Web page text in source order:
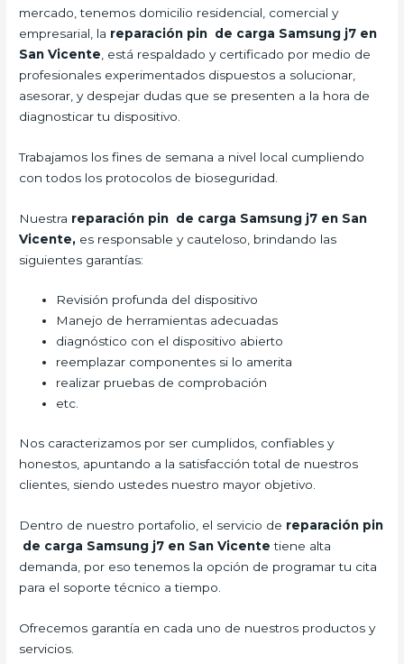
mercado, tenemos domicilio residencial, comercial y
empresarial, la reparación pin de carga Samsung j7 en
San Vicente , está respaldado y certificado por medio de
profesionales experimentados dispuestos a solucionar,
asesorar, y despejar dudas que se presenten a la hora de
diagnosticar tu dispositivo.
Trabajamos los fines de semana a nivel local cumpliendo
con todos los protocolos de bioseguridad.
Nuestra reparación pin de carga Samsung j7 en San
Vicente, es responsable y cauteloso, brindando las
siguientes garantías:
Revisión profunda del dispositivo
Manejo de herramientas adecuadas
diagnóstico con el dispositivo abierto
reemplazar componentes si lo amerita
realizar pruebas de comprobación
etc.
Nos caracterizamos por ser cumplidos, confiables y
honestos, apuntando a la satisfacción total de nuestros
clientes, siendo ustedes nuestro mayor objetivo.
Dentro de nuestro portafolio, el servicio de reparación pin
de carga Samsung j7 en San Vicente tiene alta
demanda, por eso tenemos la opción de programar tu cita
para el soporte técnico a tiempo.
Ofrecemos garantía en cada uno de nuestros productos y
servicios.